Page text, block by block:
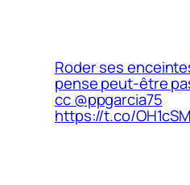
Roder ses
pense peut-être
cc @ppgarcia75
https://t.co/